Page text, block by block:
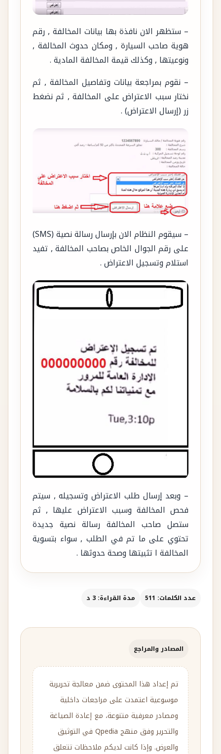
– ستظهر الان نافذة بها بيانات المخالفة , رقم
هوية صاحب السيارة , ومكان حدوث المخالفة ,
ونوعيتها , وكذلك قيمة المخالفة المادية .
– نقوم بمراجعة بيانات وتفاصيل المخالفة , ثم
نختار سبب الاعتراض على المخالفة , ثم نضغط
زر (إرسال الاعتراض) .
– سيقوم النظام الان بإرسال رسالة نصية (SMS)
على رقم الجوال الخاص بصاحب المخالفة , تفيد
استلام وتسجيل الاعتراض .
– وبعد إرسال طلب الاعتراض وتسجيله , سيتم
فحص المخالفة وسبب الاعتراض عليها , ثم
ستصل صاحب المخالفة رسالة نصية جديدة
تحتوي على ما تم في الطلب , سواء بتسوية
المخالفة ا تثبيتها وصحة حدوثها .
عدد الكلمات: 511 مدة القراءة: 3 د
المصادر والمراجع
تم إعداد هذا المحتوى ضمن معالجة تحريرية
موسوعية اعتمدت على مراجعات داخلية
ومصادر معرفية متنوعة، مع إعادة الصياغة
والتحرير وفق منهج Qpedia في التوثيق
والعرض. وإذا كانت لديكم ملاحظات تتعلق